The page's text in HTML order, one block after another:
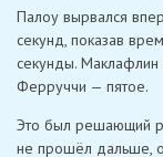
Палоу вырвался
секунд, показав
секунды. Маклафлин
Ферруччи — пятое.
Это был решающий
не прошёл дальше,